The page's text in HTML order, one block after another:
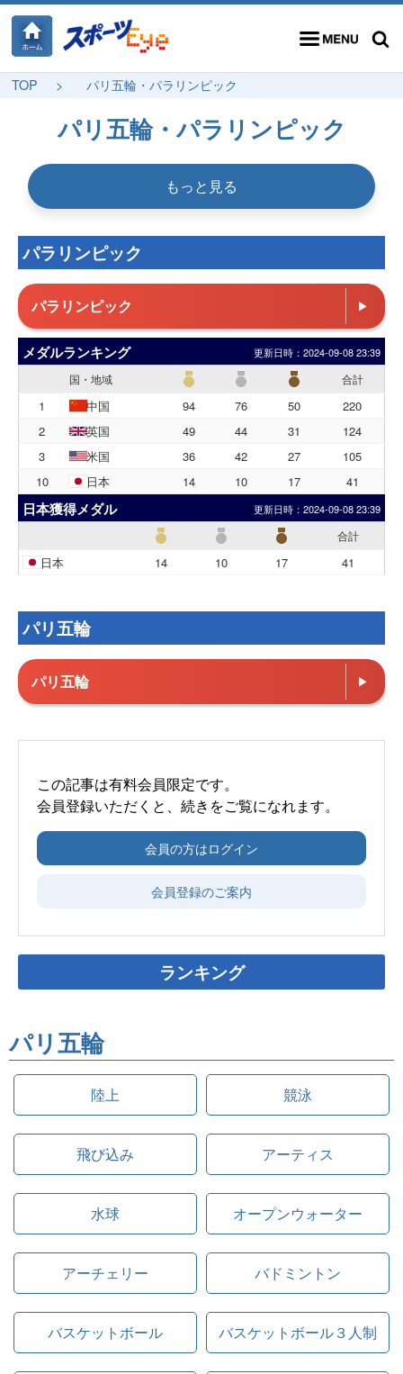
メニュー 検索
TOP パリ五輪・パラリンピック
パリ五輪・パラリンピック
もっと見る
パラリンピック
パラリンピック
メダルランキング 更新日時： 2024-09-08 23:39
国・地域 合計
1 中国 94 76 50
220
2
英国 49 44 31
124
3
米国 36 42 27
105
10
日本 14 10 17 41
日本獲得メダル 更新日時： 2024-09-08 23:39
合計
日本 14 10 17 41
パリ五輪
パリ五輪
この記事は有料会員限定です。
会員登録いただくと、続きをご覧になれます。
会員の方はログイン
会員登録のご案内
ランキング
パリ五輪
陸上 競泳
飛び込み アーティス
水球 オープンウォーター
アーチェリー バドミントン
バスケットボール バスケットボール３人制